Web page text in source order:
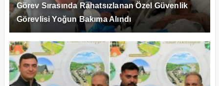
Görev Sırasında Rahatsızlanan Özel Güvenlik
Görevlisi Yoğun Bakıma Alındı